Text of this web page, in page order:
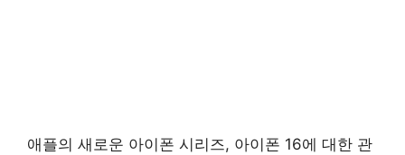
애플의 새로운 아이폰 시리즈, 아이폰 16에 대한 관